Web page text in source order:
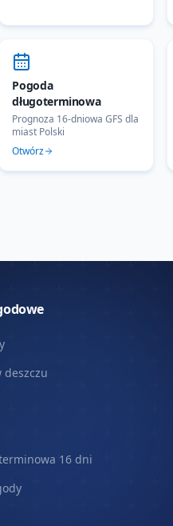
Pogoda
długoterminowa
Prognoza 16-dniowa GFS dla
miast Polski
Otwórz
deszczu
16 dni